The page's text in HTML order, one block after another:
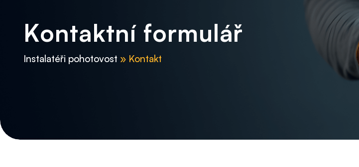
Kontaktní formulář
Instalatéři pohotovost » Kontakt